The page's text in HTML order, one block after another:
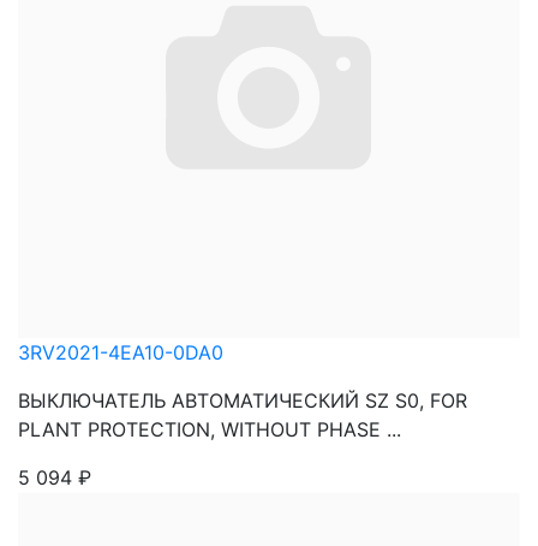
3RV2021-4EA10-0DA0
ВЫКЛЮЧАТЕЛЬ АВТОМАТИЧЕСКИЙ SZ S0, FOR
PLANT PROTECTION, WITHOUT PHASE ...
5 094 ₽